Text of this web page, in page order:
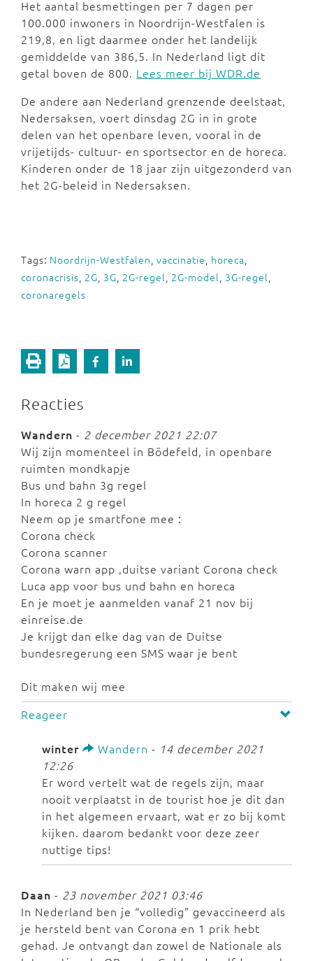
Het aantal besmettingen per 7 dagen per
100.000 inwoners in Noordrijn-Westfalen is
219,8, en ligt daarmee onder het landelijk
gemiddelde van 386,5. In Nederland ligt dit
getal boven de 800. Lees meer bij WDR.de
De andere aan Nederland grenzende deelstaat,
Nedersaksen, voert dinsdag 2G in in grote
delen van het openbare leven, vooral in de
vrijetijds- cultuur- en sportsector en de horeca.
Kinderen onder de 18 jaar zijn uitgezonderd van
het 2G-beleid in Nedersaksen.
Tags: Noordrijn-Westfalen, vaccinatie, horeca,
coronacrisis, 2G, 3G, 2G-regel, 2G-model, 3G-regel,
coronaregels
Reacties
Wandern - 2 december 2021 22:07
Wij zijn momenteel in Bödefeld, in openbare
ruimten mondkapje
Bus und bahn 3g regel
In horeca 2 g regel
Neem op je smartfone mee :
Corona check
Corona scanner
Corona warn app ,duitse variant Corona check
Luca app voor bus und bahn en horeca
En je moet je aanmelden vanaf 21 nov bij
einreise.de
Je krijgt dan elke dag van de Duitse
bundesregerung een SMS waar je bent
Dit maken wij mee
Reageer
winter Wandern - 14 december 2021
12:26
Er word vertelt wat de regels zijn, maar
nooit verplaatst in de tourist hoe je dit dan
in het algemeen ervaart, wat er zo bij komt
kijken. daarom bedankt voor deze zeer
nuttige tips!
Daan - 23 november 2021 03:46
In Nederland ben je “volledig” gevaccineerd als
je hersteld bent van Corona en 1 prik hebt
gehad. Je ontvangt dan zowel de Nationale als